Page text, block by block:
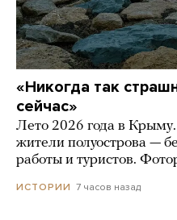
«Никогда так
сейчас»
Лето 2026 года в
жители полуострова —
работы и туристов.
ИСТОРИИ 7 часов назад